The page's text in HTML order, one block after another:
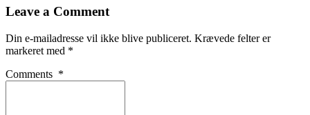
Leave a Comment
Din e-mailadresse vil ikke blive publiceret. Krævede felter er
markeret med *
Comments *